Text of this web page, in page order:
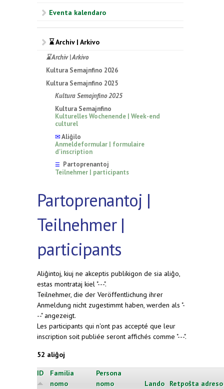
Eventa kalendaro
⌛ Archiv | Arkivo
⌛ Archiv | Arkivo
Kultura Semajnfino 2026
Kultura Semajnfino 2025
Kultura Semajnfino 2025
Kultura Semajnfino
Kulturelles Wochenende | Week-end
culturel
✉Aliĝilo
Anmeldeformular | formulaire
d'inscription
☰ Partoprenantoj
Teilnehmer | participants
Partoprenantoj |
Teilnehmer |
participants
Aliĝintoj, kiuj ne akceptis publikigon de sia aliĝo,
estas montrataj kiel "---".
Teilnehmer, die der Veröffentlichung ihrer
Anmeldung nicht zugestimmt haben, werden als "-
--" angezeigt.
Les participants qui n'ont pas accepté que leur
inscription soit publiée seront affichés comme "---".
52 aliĝoj
ID
Familia
nomo
Persona
nomo
Lando
Retpoŝta adreso